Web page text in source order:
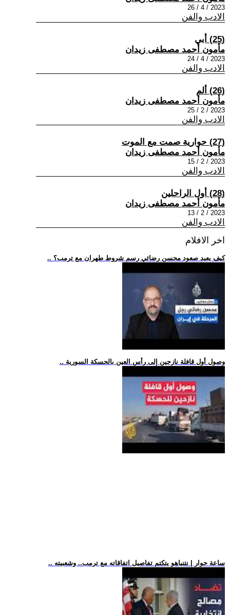
2023 / 4 / 26
الادب والفن
(25) أبي
مأمون أحمد مصطفى زيدان
2023 / 4 / 24
الادب والفن
(26) ألم
مأمون أحمد مصطفى زيدان
2023 / 2 / 25
الادب والفن
(27) حوارية صمت مع الموت
مأمون أحمد مصطفى زيدان
2023 / 2 / 15
الادب والفن
(28) أول الراحلين
مأمون أحمد مصطفى زيدان
2023 / 2 / 13
الادب والفن
اخر الافلام
.. كيف يعيد صعود محسن رضائي رسم شروط طهران مع ترمب؟
.. وصول أول قافلة نازحين إلى رأس العين بالحسكة السورية
.. ساعة حوار | نتنياهو يتكتم تفاصيل اتفاقاته مع ترمب.. وشعبيته